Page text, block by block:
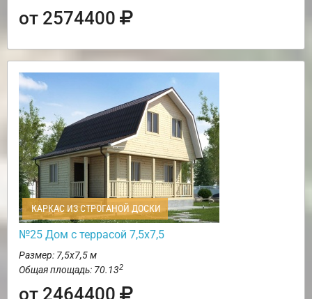
от 2574400
КАРКАС ИЗ СТРОГАНОЙ ДОСКИ
№25 Дом с террасой 7,5х7,5
Размер: 7,5х7,5 м
Общая площадь: 70.132
от 2464400